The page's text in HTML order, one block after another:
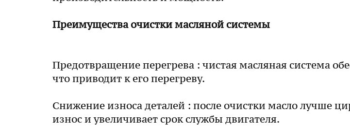
Преимущества очистки масляной системы
Предотвращение перегрева : чистая масляная система
что приводит к его перегреву.
Снижение износа деталей : после очистки масло лучше
износ и увеличивает срок службы двигателя.